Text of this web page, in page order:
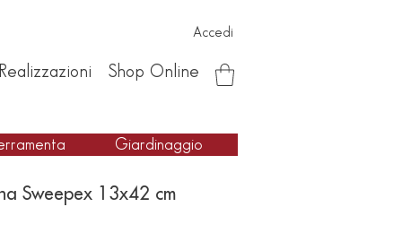
Accedi
Realizzazioni Shop Online
Giardinaggio
Sweepex 13x42 cm